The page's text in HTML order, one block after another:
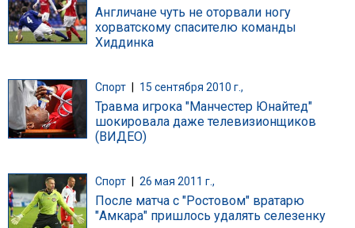
Англичане чуть не оторвали ногу
хорватскому спасителю команды
Хиддинка
Спорт 15 сентября 2010 г.,
Травма игрока "Манчестер Юнайтед"
шокировала даже телевизионщиков
(ВИДЕО)
Спорт 26 мая 2011 г.,
После матча с "Ростовом" вратарю
"Амкара" пришлось удалять селезенку